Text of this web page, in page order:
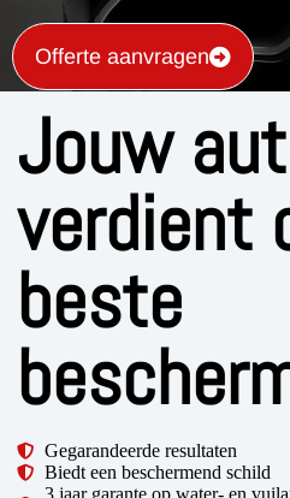
Offerte aanvragen
Jouw
verdient
beste
Gegarandeerde resultaten
Biedt een beschermend schild
3 jaar garante op water- en